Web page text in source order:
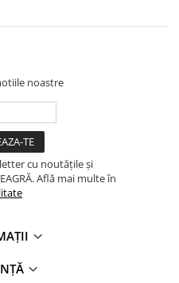
noastre
cu noutățile și
Află mai multe în